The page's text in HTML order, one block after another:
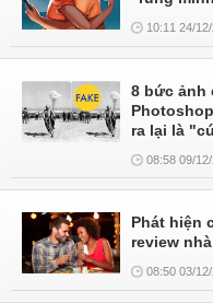
10:11 24/
8 bức ảnh
ra lại là
08:58 09/
Phát hiện
review
08:50 03/